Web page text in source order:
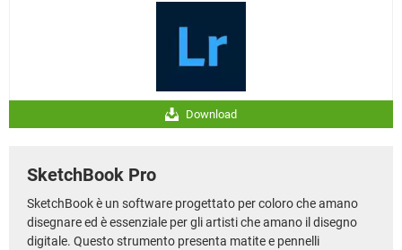
Download
SketchBook Pro
SketchBook è un software progettato per coloro che amano
disegnare ed è essenziale per gli artisti che amano il disegno
digitale. Questo strumento presenta matite e pennelli